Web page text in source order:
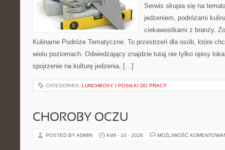
Serwis skupia się na
jedzeniem, podróżami
ciekawostkami z branży.
Kulinarne Podróże Tematyczne. To przestrzeń dla osób, które
wielu poziomach. Odwiedzający znajdzie tutaj nie tylko opisy
spojrzenie na kulturę jedzenia, […]
CATEGORIES: LUNCHBOXY I POSIŁKI DO PRACY
CHOROBY OCZU
POSTED BY ADMIN KWI - 10 - 2026 MOŻLIWOŚĆ